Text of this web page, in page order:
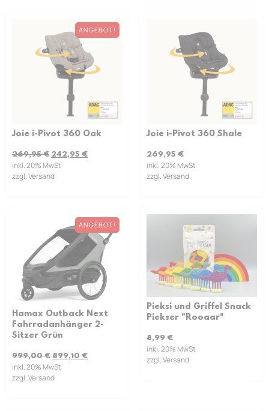
ANGEBOT!
Joie i-Pivot 360 Oak
269,95€ 242,95 €
inkl. 20% MwSt
zzgl. Versand
Joie i-Pivot 360 Shale
269,95 €
inkl. 20% MwSt
zzgl. Versand
ANGEBOT!
Hamax Outback Next
Fahrradanhänger 2-
Sitzer Grün
999,00€ 899,10 €
inkl. 20% MwSt
zzgl. Versand
Pieksi und Griffel Snack
Piekser "Rooaar"
8,99 €
inkl. 20% MwSt
zzgl. Versand